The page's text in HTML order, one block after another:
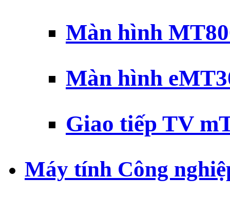
Màn hình
Màn hình
Giao tiếp TV
Máy tính Công